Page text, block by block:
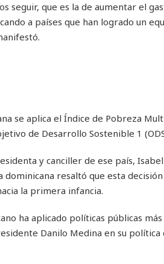
seguir, que es la de aumentar el
a países que han logrado un
se aplica el Índice de Pobreza
de Desarrollo Sostenible 1
y canciller de ese país,
resaltó que esta
la primera infancia.
ha aplicado políticas públicas
Danilo Medina en su política